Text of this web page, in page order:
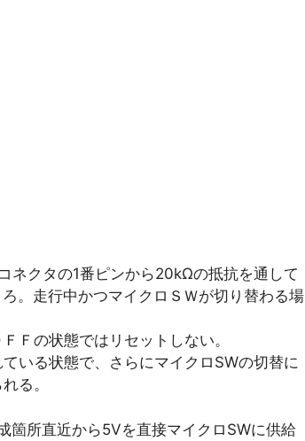
ネクタの1番ピンから20kΩの抵抗を通して
。走行中かつマイクロＳＷが切り替わる場
Ｆの状態ではリセットしない。
いる状態で、さらにマイクロSWの切替に
る。
箇所直近から5Vを直接マイクロSWに供給